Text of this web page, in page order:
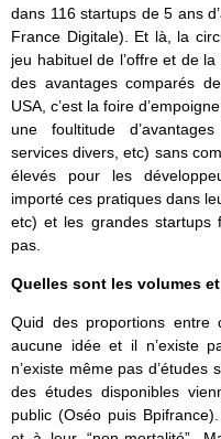
dans 116 startups de 5 ans
France Digitale). Et là, la
jeu habituel de l’offre et de
des avantages comparés
USA, c’est la foire
une foultitude
services divers, etc) sans
élevés pour les
importé ces pratiques dans
etc) et les grandes startups
pas.
Quelles sont les volumes
Quid des proportions entre
aucune idée et il n’existe
n’existe même pas
des études disponibles
public (Oséo puis